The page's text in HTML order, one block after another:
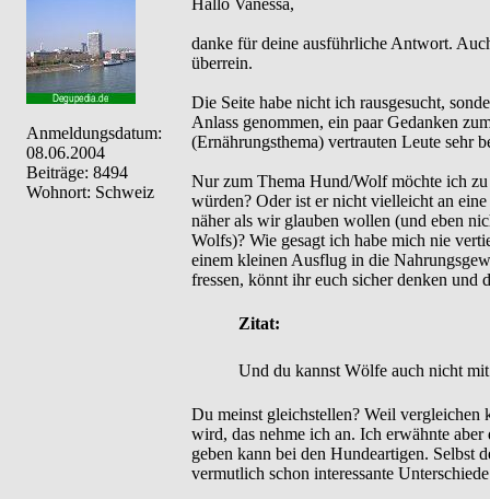
Anmeldungsdatum:
08.06.2004
Beiträge: 8494
Wohnort: Schweiz
Hallo Vanessa,
danke für deine ausführliche Antwort.
überrein.
Die Seite habe nicht ich rausgesucht,
Anlass genommen, ein paar Gedanken
(Ernährungsthema) vertrauten Leute sehr
Nur zum Thema Hund/Wolf möchte ich
würden? Oder ist er nicht vielleicht an
näher als wir glauben wollen (und eben
Wolfs)? Wie gesagt ich habe mich nie
einem kleinen Ausflug in die
fressen, könnt ihr euch sicher denken und
Zitat:
Und du kannst Wölfe auch nicht
Du meinst gleichstellen? Weil vergleichen
wird, das nehme ich an. Ich erwähnte
geben kann bei den Hundeartigen. Selbst
vermutlich schon interessante